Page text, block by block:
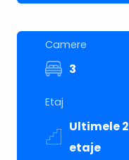
Camere
3
Etaj
Ultimele 2
etaje